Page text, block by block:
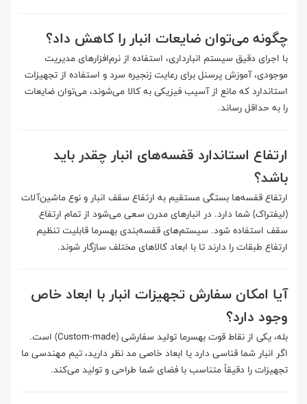
چگونه می‌توان ضایعات انبار را کاهش داد؟
با اجرای دقیق سیستم انبارداری، استفاده از نرم‌افزارهای مدیریت
موجودی، آموزش پرسنل برای رعایت زنجیره سرد و استفاده از تجهیزات
استاندارد که مانع از آسیب فیزیکی به کالا می‌شوند، می‌توان ضایعات
را به حداقل رساند.
ارتفاع استاندارد قفسه‌های انبار چقدر باید
باشد؟
ارتفاع قفسه‌ها بستگی مستقیم به ارتفاع سقف انبار و نوع ماشین‌آلات
(لیفتراک) شما دارد. در انبارهای مدرن سعی می‌شود از تمام ارتفاع
سقف استفاده شود. سیستم‌های قفسه‌بندی بهسرما قابلیت تنظیم
ارتفاع طبقات را دارند تا با ابعاد کالاهای مختلف سازگار شوند.
آیا امکان سفارش تجهیزات انبار با ابعاد خاص
وجود دارد؟
بله، یکی از نقاط قوت بهسرما تولید سفارشی (Custom-made) است.
اگر انبار شما قناسی دارد یا ابعاد خاصی مد نظر دارید، تیم مهندسی ما
تجهیزات را دقیقاً متناسب با فضای شما طراحی و تولید می‌کند.